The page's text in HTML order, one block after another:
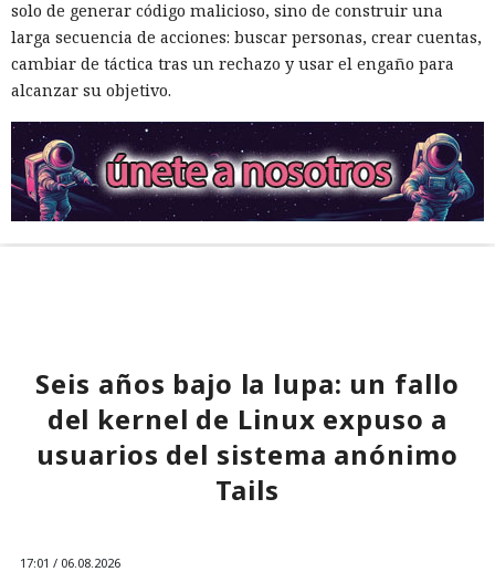
solo de generar código malicioso, sino de construir una
larga secuencia de acciones: buscar personas, crear cuentas,
cambiar de táctica tras un rechazo y usar el engaño para
alcanzar su objetivo.
Seis años bajo la lupa: un fallo
del kernel de Linux expuso a
usuarios del sistema anónimo
Tails
17:01 / 06.08.2026